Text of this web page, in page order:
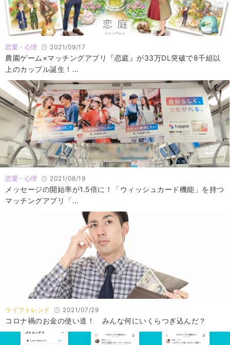
恋愛・心理 2021/09/17
農園ゲーム×マッチングアプリ『恋庭』が33万DL突破で8千組以
上のカップル誕生！…
恋愛・心理 2021/08/19
メッセージの開始率が1.5倍に！「ウィッシュカード機能」を持つ
マッチングアプリ「…
ライフトレンド 2021/07/29
コロナ禍のお金の使い道！ みんな何にいくらつぎ込んだ？